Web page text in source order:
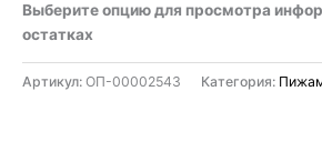
Выберите опцию для просмотра
остатках
Артикул: ОП-00002543 Категория: